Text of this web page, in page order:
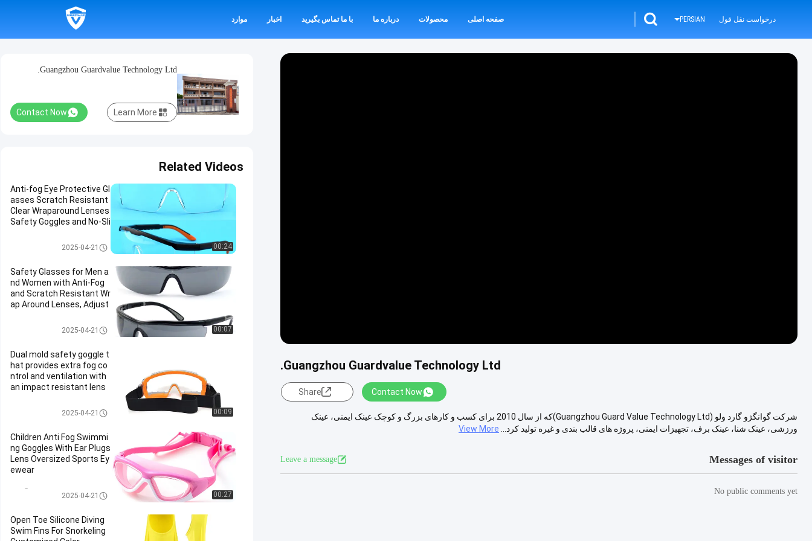
صفحه اصلی محصولات درباره ما با ما تماس بگیرید اخبار موارد درخواست نقل قول PERSIAN
Guangzhou Guardvalue Technology Ltd.
Contact Now
Share
شرکت گوانگژو گارد ولو (Guangzhou Guard Value Technology Ltd)که از سال 2010 برای کسب و کارهای بزرگ و کوچک عینک ایمنی، عینک
ورزشی، عینک شنا، عینک برف، تجهیزات ایمنی، پروژه های قالب بندی و غیره تولید کرد...
View More
Messages of visitor
Leave a message
No public comments yet
Guangzhou Guardvalue Technology Ltd.
Contact Now Learn More
Related Videos
00:24
Anti-fog Eye Protective Gl
asses Scratch Resistant
Clear Wraparound Lenses
Safety Goggles and No-Sli
es Lab Goggles2025-04-21
00:07
Safety Glasses for Men a
nd Women with Anti-Fog
and Scratch Resistant Wr
ap Around Lenses, Adjust
2025-04-21
00:09
Dual mold safety goggle t
hat provides extra fog co
ntrol and ventilation with
an impact resistant lens
2025-04-21
00:27
Children Anti Fog Swimmi
ng Goggles With Ear Plugs
Lens Oversized Sports Ey
ewear
عینک شنا ضدآفتاب2025-04-21
Open Toe Silicone Diving
Swim Fins For Snorkeling